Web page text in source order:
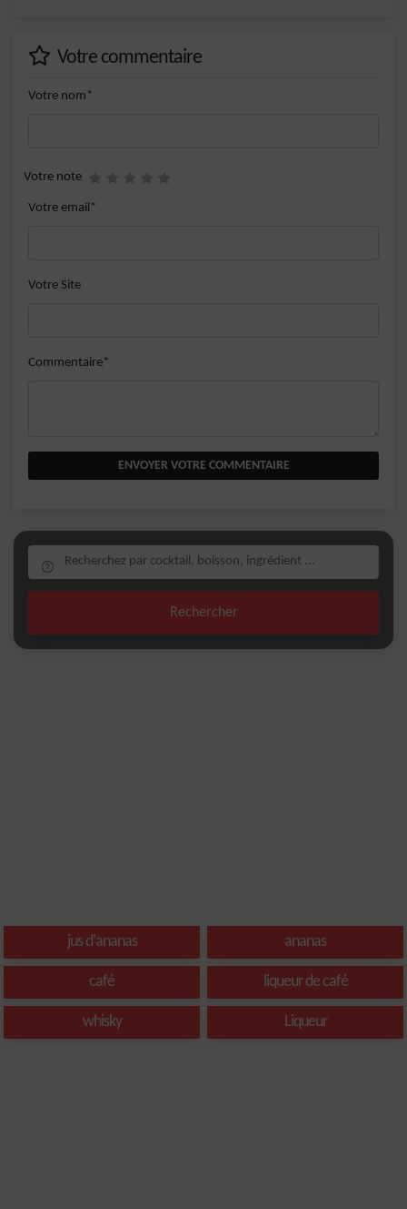
Votre commentaire
Votre nom*
Votre note
Votre email*
Votre Site
Commentaire*
ENVOYER VOTRE COMMENTAIRE
Rechercher
jus d'ananas ananas
café liqueur de café
whisky Liqueur